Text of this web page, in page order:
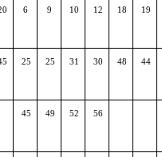
6 9 10 12 18 19
25 25 31 30 48 44
45 49 52 56